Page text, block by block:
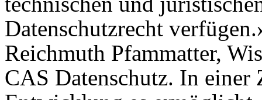
Datenschutzrecht
Reichmuth Pfammatter,
CAS Datenschutz. In